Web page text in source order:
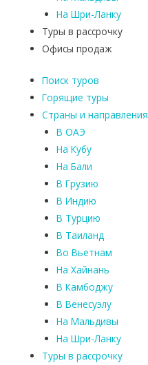
На Шри-Ланку
Туры в рассрочку
Офисы продаж
Поиск туров
Горящие туры
Страны и направления
В ОАЭ
На Кубу
На Бали
В Грузию
В Индию
В Турцию
В Таиланд
Во Вьетнам
На Хайнань
В Камбоджу
В Венесуэлу
На Мальдивы
На Шри-Ланку
Туры в рассрочку